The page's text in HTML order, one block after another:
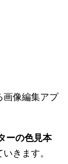
画像編集アプ
ーの色見本
きます。